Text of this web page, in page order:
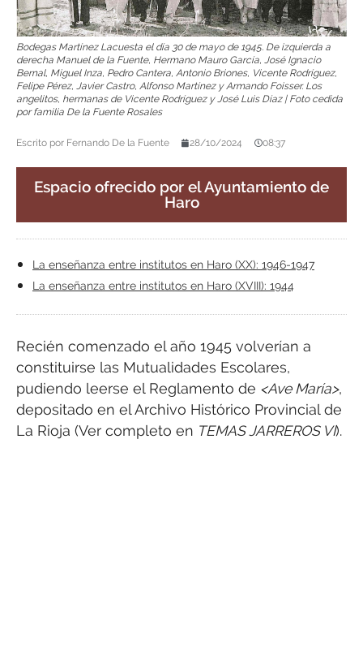
Bodegas Martínez Lacuesta el día 30 de mayo de 1945. De izquierda a
derecha Manuel de la Fuente, Hermano Mauro García, José Ignacio
Bernal, Miguel Inza, Pedro Cantera, Antonio Briones, Vicente Rodríguez,
Felipe Pérez, Javier Castro, Alfonso Martínez y Armando Foisser. Los
angelitos, hermanas de Vicente Rodríguez y José Luis Díaz | Foto cedida
por familia De la Fuente Rosales
Escrito por Fernando De la Fuente 28/10/2024 08:37
Espacio ofrecido por el Ayuntamiento de
Haro
La enseñanza entre institutos en Haro (XX): 1946-1947
La enseñanza entre institutos en Haro (XVIII): 1944
Recién comenzado el año 1945 volverían a
constituirse las Mutualidades Escolares,
pudiendo leerse el Reglamento de <Ave María>,
depositado en el Archivo Histórico Provincial de
La Rioja (Ver completo en TEMAS JARREROS VI).